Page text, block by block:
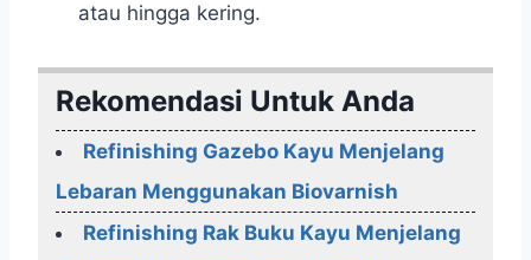
atau hingga kering.
Rekomendasi Untuk Anda
Refinishing Gazebo Kayu Menjelang
Lebaran Menggunakan Biovarnish
Refinishing Rak Buku Kayu Menjelang